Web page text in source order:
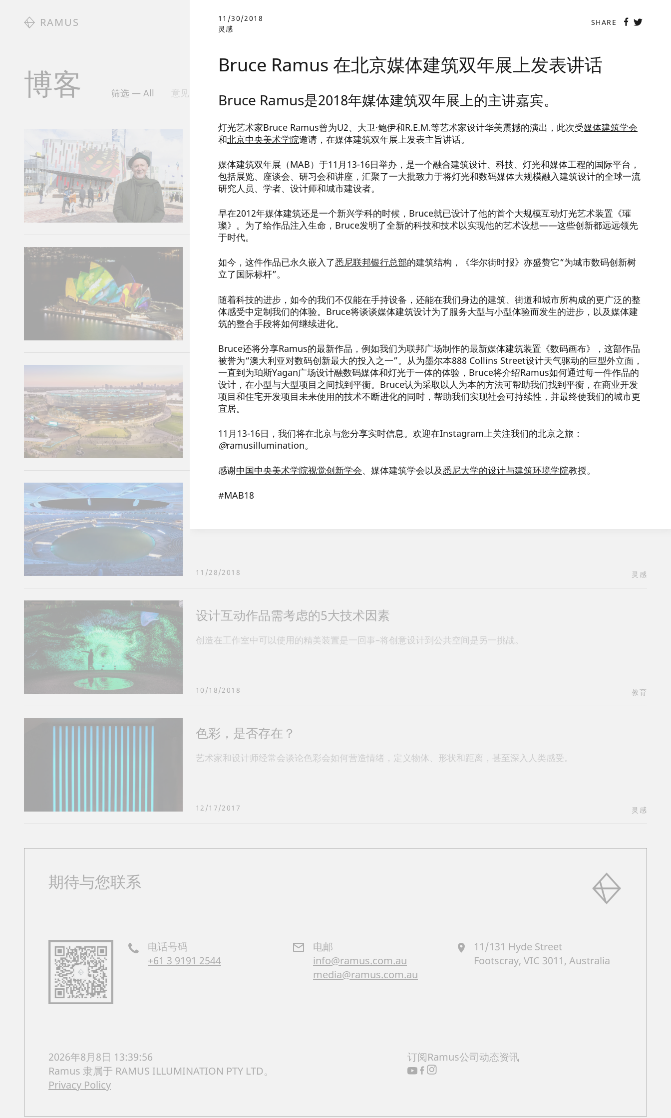
RAMUS EN | 中文
11/30/2018
灵感
SHARE
Bruce Ramus 在北京媒体建筑双年展上发表讲话
Bruce Ramus是2018年媒体建筑双年展上的主讲嘉宾。
灯光艺术家Bruce Ramus曾为U2、大卫·鲍伊和R.E.M.等艺术家设计华美震撼的演出，此次受媒体建筑学会
和北京中央美术学院邀请，在媒体建筑双年展上发表主旨讲话。
媒体建筑双年展（MAB）于11月13-16日举办，是一个融合建筑设计、科技、灯光和媒体工程的国际平台，
包括展览、座谈会、研习会和讲座，汇聚了一大批致力于将灯光和数码媒体大规模融入建筑设计的全球一流
研究人员、学者、设计师和城市建设者。
早在2012年媒体建筑还是一个新兴学科的时候，Bruce就已设计了他的首个大规模互动灯光艺术装置《璀
璨》。为了给作品注入生命，Bruce发明了全新的科技和技术以实现他的艺术设想——这些创新都远远领先
于时代。
如今，这件作品已永久嵌入了悉尼联邦银行总部的建筑结构，《华尔街时报》亦盛赞它“为城市数码创新树
立了国际标杆”。
随着科技的进步，如今的我们不仅能在手持设备，还能在我们身边的建筑、街道和城市所构成的更广泛的整
体感受中定制我们的体验。Bruce将谈谈媒体建筑设计为了服务大型与小型体验而发生的进步，以及媒体建
筑的整合手段将如何继续进化。
Bruce还将分享Ramus的最新作品，例如我们为联邦广场制作的最新媒体建筑装置《数码画布》，这部作品
被誉为“澳大利亚对数码创新最大的投入之一”。从为墨尔本888 Collins Street设计天气驱动的巨型外立面，
一直到为珀斯Yagan广场设计融数码媒体和灯光于一体的体验，Bruce将介绍Ramus如何通过每一件作品的
设计，在小型与大型项目之间找到平衡。Bruce认为采取以人为本的方法可帮助我们找到平衡，在商业开发
项目和住宅开发项目未来使用的技术不断进化的同时，帮助我们实现社会可持续性，并最终使我们的城市更
宜居。
11月13-16日，我们将在北京与您分享实时信息。欢迎在Instagram上关注我们的北京之旅：
@ramusillumination。
感谢中国中央美术学院视觉创新学会、媒体建筑学会以及悉尼大学的设计与建筑环境学院教授。
#MAB18
博客 筛选 — All 意见 招贤纳士 教育 灵感
Bruce Ramus 在北京媒体建筑双年展上发表讲话
“很荣幸借此机会在MAB上发表演讲。我期待着沉浸在北京的氛围中，与艺术和设计界建立联
系，并探索中国媒体建筑的变化。”
11/30/2018 灵感
悉尼歌剧院——表达我们文化身份的画布
筑的畅想，并回顾我们这座城市的蜕变历程。
Bruce: Optus体育馆专业灯光背后的设计者
我们希望体育馆能拥有整体统一的视觉效果，让影像、灯光和球场灯全部同步，以打造最佳震撼
时刻。——Bruce Ramus
Optus体育馆喜获建筑业最高荣誉
11/28/2018 灵感
设计互动作品需考虑的5大技术因素
创造在工作室中可以使用的精美装置是一回事–将创意设计到公共空间是另一挑战。
10/18/2018 教育
色彩，是否存在？
艺术家和设计师经常会谈论色彩会如何营造情绪，定义物体、形状和距离，甚至深入人类感受。
12/17/2017 灵感
期待与您联系
电话号码
+61 3 9191 2544
电邮
info@ramus.com.au
media@ramus.com.au
11/131 Hyde Street
Footscray, VIC 3011, Australia
2026年8月8日 13:39:57
Ramus 隶属于 RAMUS ILLUMINATION PTY LTD。
Privacy Policy
订阅Ramus公司动态资讯